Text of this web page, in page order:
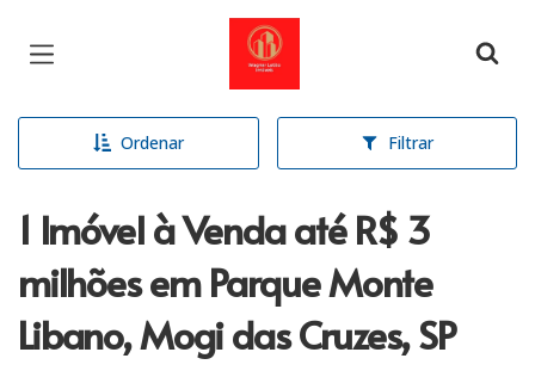
Página inicial
Ordenar Filtrar
1 Imóvel à Venda até R$ 3
milhões em Parque Monte
Libano, Mogi das Cruzes, SP